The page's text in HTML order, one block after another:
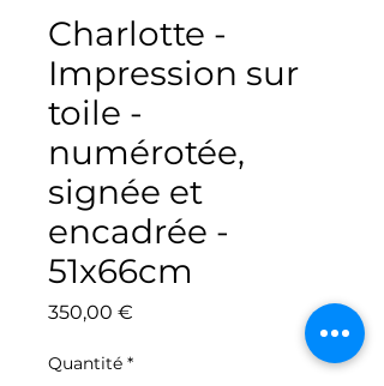
Charlotte -
Impression sur
toile -
numérotée,
signée et
encadrée -
51x66cm
350,00 €
Quantité *